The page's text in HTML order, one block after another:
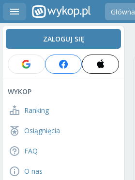
Główna
ZALOGUJ SIĘ
WYKOP
Ranking
Osiągnięcia
FAQ
O nas